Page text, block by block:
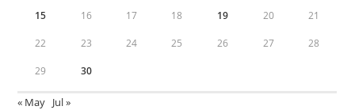
15 16 17 18 19 20 21
22 23 24 25 26 27 28
29 30
« May Jul »